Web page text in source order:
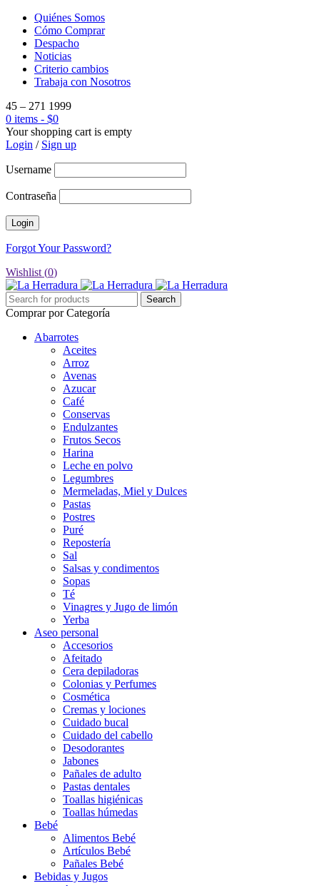
Quiénes Somos
Cómo Comprar
Despacho
Noticias
Criterio cambios
Trabaja con Nosotros
45 – 271 1999
0 items - $0
Your shopping cart is empty
Login / Sign up
Username
Contraseña
Forgot Your Password?
Wishlist (0)
Comprar por Categoría
Abarrotes
Aceites
Arroz
Avenas
Azucar
Café
Conservas
Endulzantes
Frutos Secos
Harina
Leche en polvo
Legumbres
Mermeladas, Miel y Dulces
Pastas
Postres
Puré
Repostería
Sal
Salsas y condimentos
Sopas
Té
Vinagres y Jugo de limón
Yerba
Aseo personal
Accesorios
Afeitado
Cera depiladoras
Colonias y Perfumes
Cosmética
Cremas y lociones
Cuidado bucal
Cuidado del cabello
Desodorantes
Jabones
Pañales de adulto
Pastas dentales
Toallas higiénicas
Toallas húmedas
Bebé
Alimentos Bebé
Artículos Bebé
Pañales Bebé
Bebidas y Jugos